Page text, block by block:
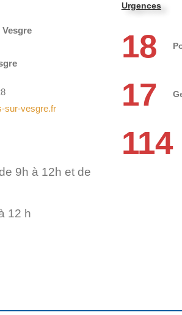
sur-vesgre.fr
9h à 12h et de
12 h
Urgences
18
17
114